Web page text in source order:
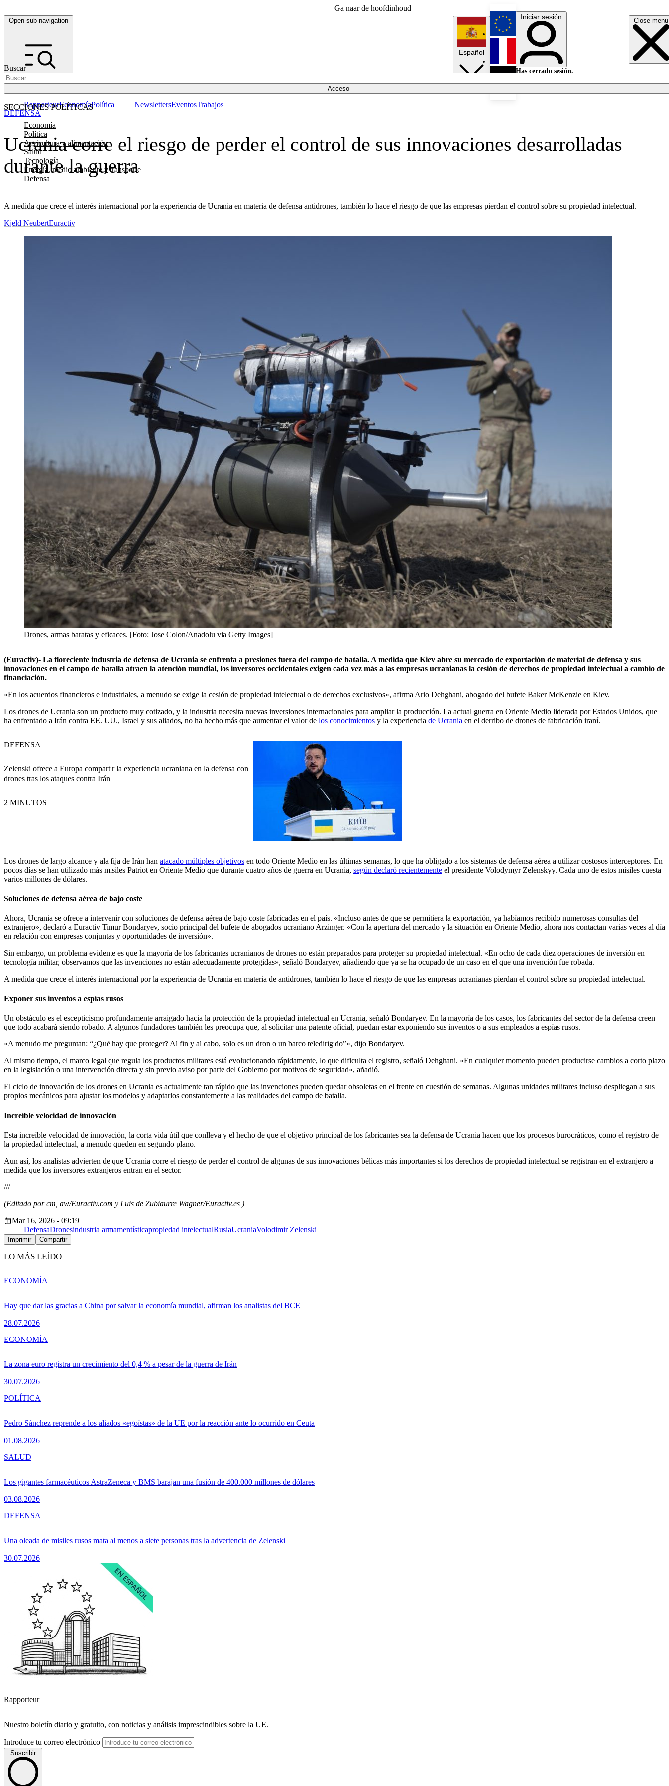
Ga naar de hoofdinhoud
Open sub navigation Close menu
Buscar
Acceso
SECCIONES POLÍTICAS
Economía
Política
Agricultura y alimentación
Salud
Tecnología
Energía, medio ambiente y transporte
Defensa
RapporteurEconomíaPolítica NewslettersEventosTrabajos
Español
English
Français
Iniciar sesión
Has cerrado sesión.
Ucrania corre el riesgo de perder el control de sus innovaciones desarrolladas
durante la guerra
A medida que crece el interés internacional por la experiencia de Ucrania en materia de defensa antidrones, también lo hace el riesgo de que las empresas pierdan el control sobre su propiedad intelectual.
DEFENSA
Kjeld NeubertEuractiv
Drones, armas baratas y eficaces. [Foto: Jose Colon/Anadolu via Getty Images]
(Euractiv)- La floreciente industria de defensa de Ucrania se enfrenta a presiones fuera del campo de batalla. A medida que Kiev abre su mercado de exportación de material de defensa y sus
innovaciones en el campo de batalla atraen la atención mundial, los inversores occidentales exigen cada vez más a las empresas ucranianas la cesión de derechos de propiedad intelectual a cambio de
financiación.
«En los acuerdos financieros e industriales, a menudo se exige la cesión de propiedad intelectual o de derechos exclusivos», afirma Ario Dehghani, abogado del bufete Baker McKenzie en Kiev.
Los drones de Ucrania son un producto muy cotizado, y la industria necesita nuevas inversiones internacionales para ampliar la producción. La actual guerra en Oriente Medio liderada por Estados Unidos, que
ha enfrentado a Irán contra EE. UU., Israel y sus aliados, no ha hecho más que aumentar el valor de los conocimientos y la experiencia de Ucrania en el derribo de drones de fabricación iraní.
Zelenski ofrece a Europa compartir la experiencia ucraniana en la defensa con
drones tras los ataques contra Irán
DEFENSA
2 MINUTOS
Los drones de largo alcance y ala fija de Irán han atacado múltiples objetivos en todo Oriente Medio en las últimas semanas, lo que ha obligado a los sistemas de defensa aérea a utilizar costosos interceptores. En
pocos días se han utilizado más misiles Patriot en Oriente Medio que durante cuatro años de guerra en Ucrania, según declaró recientemente el presidente Volodymyr Zelenskyy. Cada uno de estos misiles cuesta
varios millones de dólares.
Soluciones de defensa aérea de bajo coste
Ahora, Ucrania se ofrece a intervenir con soluciones de defensa aérea de bajo coste fabricadas en el país. «Incluso antes de que se permitiera la exportación, ya habíamos recibido numerosas consultas del
extranjero», declaró a Euractiv Timur Bondaryev, socio principal del bufete de abogados ucraniano Arzinger. «Con la apertura del mercado y la situación en Oriente Medio, ahora nos contactan varias veces al día
en relación con empresas conjuntas y oportunidades de inversión».
Sin embargo, un problema evidente es que la mayoría de los fabricantes ucranianos de drones no están preparados para proteger su propiedad intelectual. «En ocho de cada diez operaciones de inversión en
tecnología militar, observamos que las invenciones no están adecuadamente protegidas», señaló Bondaryev, añadiendo que ya se ha ocupado de un caso en el que una invención fue robada.
A medida que crece el interés internacional por la experiencia de Ucrania en materia de antidrones, también lo hace el riesgo de que las empresas ucranianas pierdan el control sobre su propiedad intelectual.
Exponer sus inventos a espías rusos
Un obstáculo es el escepticismo profundamente arraigado hacia la protección de la propiedad intelectual en Ucrania, señaló Bondaryev. En la mayoría de los casos, los fabricantes del sector de la defensa creen
que todo acabará siendo robado. A algunos fundadores también les preocupa que, al solicitar una patente oficial, puedan estar exponiendo sus inventos o a sus empleados a espías rusos.
«A menudo me preguntan: “¿Qué hay que proteger? Al fin y al cabo, solo es un dron o un barco teledirigido”», dijo Bondaryev.
Al mismo tiempo, el marco legal que regula los productos militares está evolucionando rápidamente, lo que dificulta el registro, señaló Dehghani. «En cualquier momento pueden producirse cambios a corto plazo
en la legislación o una intervención directa y sin previo aviso por parte del Gobierno por motivos de seguridad», añadió.
El ciclo de innovación de los drones en Ucrania es actualmente tan rápido que las invenciones pueden quedar obsoletas en el frente en cuestión de semanas. Algunas unidades militares incluso despliegan a sus
propios mecánicos para ajustar los modelos y adaptarlos constantemente a las realidades del campo de batalla.
Increíble velocidad de innovación
Esta increíble velocidad de innovación, la corta vida útil que conlleva y el hecho de que el objetivo principal de los fabricantes sea la defensa de Ucrania hacen que los procesos burocráticos, como el registro de
la propiedad intelectual, a menudo queden en segundo plano.
Aun así, los analistas advierten de que Ucrania corre el riesgo de perder el control de algunas de sus innovaciones bélicas más importantes si los derechos de propiedad intelectual se registran en el extranjero a
medida que los inversores extranjeros entran en el sector.
///
(Editado por cm, aw/Euractiv.com y Luis de Zubiaurre Wagner/Euractiv.es )
Mar 16, 2026 - 09:19
DefensaDronesindustria armamentísticapropiedad intelectualRusiaUcraniaVolodimir Zelenski
Imprimir Compartir
LO MÁS LEÍDO
Hay que dar las gracias a China por salvar la economía mundial, afirman los analistas del BCE
28.07.2026
ECONOMÍA
La zona euro registra un crecimiento del 0,4 % a pesar de la guerra de Irán
30.07.2026
ECONOMÍA
Pedro Sánchez reprende a los aliados «egoístas» de la UE por la reacción ante lo ocurrido en Ceuta
01.08.2026
POLÍTICA
Los gigantes farmacéuticos AstraZeneca y BMS barajan una fusión de 400.000 millones de dólares
03.08.2026
SALUD
Una oleada de misiles rusos mata al menos a siete personas tras la advertencia de Zelenski
30.07.2026
DEFENSA
Rapporteur
Nuestro boletín diario y gratuito, con noticias y análisis imprescindibles sobre la UE.
Introduce tu correo electrónico
Suscribir